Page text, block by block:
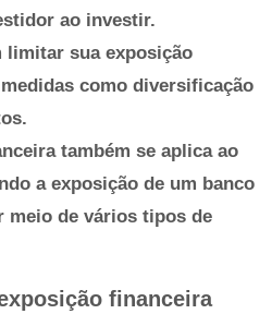
ao investir.
limitar sua exposição
como diversificação
também se aplica ao
a exposição de um banco
meio de vários tipos de
financeira